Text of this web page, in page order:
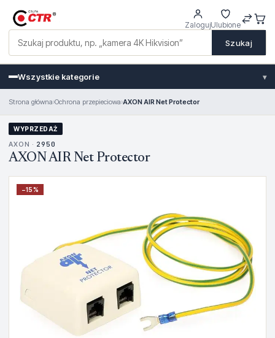
Szukaj
ZalogujUlubione
Wszystkie kategorie ▾
Strona główna›Ochrona przepieciowa›AXON AIR Net Protector
WYPRZEDAŻ
AXON · 2950
AXON AIR Net Protector
−15%